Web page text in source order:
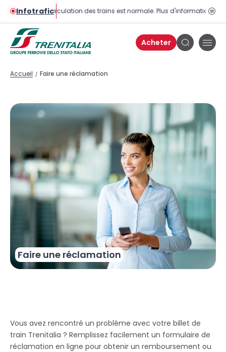
InfotraficLa circulation des trains est normale. Plus d'informations
Acheter
Bouton
Accueil / Faire une réclamation
Faire une réclamation
Vous avez rencontré un problème avec votre billet de
train Trenitalia ? Remplissez facilement un formulaire de
réclamation en ligne pour obtenir un remboursement ou